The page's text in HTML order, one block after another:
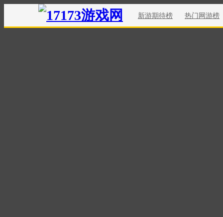
新游期待榜 热门网游榜